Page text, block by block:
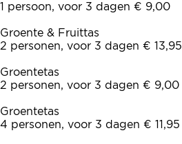
1 persoon, voor 3 dagen € 9,00
Groente & Fruittas
2 personen, voor 3 dagen € 13,95
Groentetas
2 personen, voor 3 dagen € 9,00
Groentetas
4 personen, voor 3 dagen € 11,95